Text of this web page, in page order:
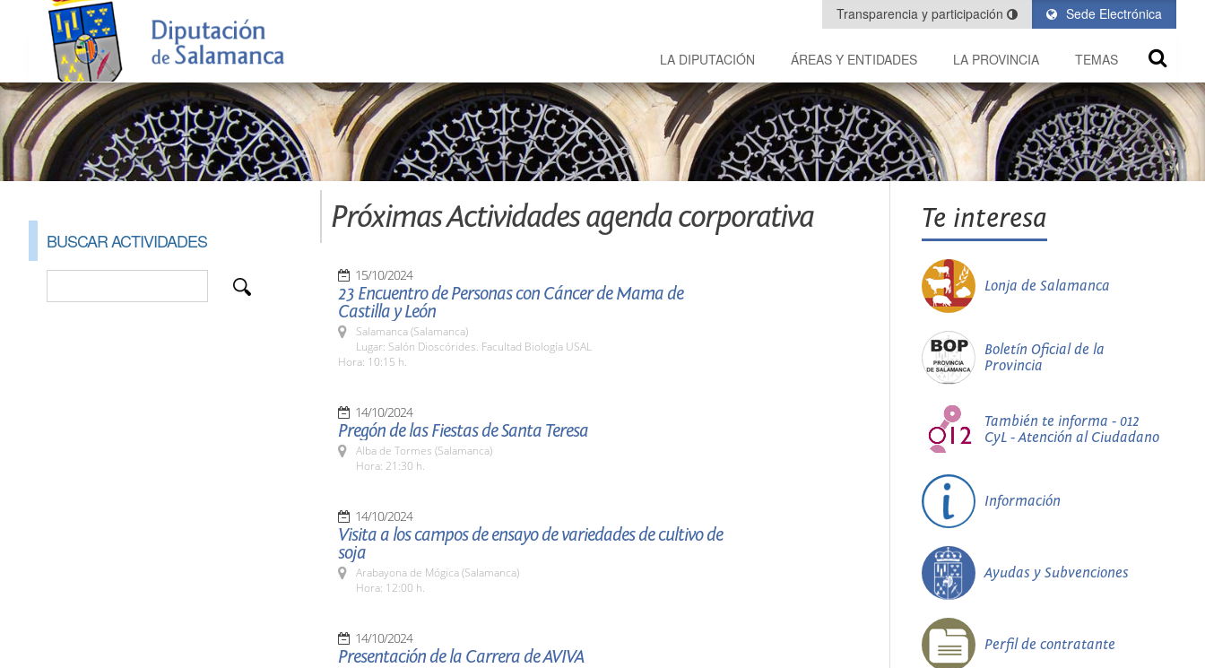
Sede Electrónica
Transparencia y participación
LA DIPUTACIÓN ÁREAS Y ENTIDADES LA PROVINCIA TEMAS
BUSCAR ACTIVIDADES
Próximas Actividades agenda corporativa
15/10/2024
23 Encuentro de Personas con Cáncer de Mama de
Castilla y León
Salamanca (Salamanca)
Lugar: Salón Dioscórides. Facultad Biología USAL
Hora: 10:15 h.
14/10/2024
Pregón de las Fiestas de Santa Teresa
Alba de Tormes (Salamanca)
Hora: 21:30 h.
14/10/2024
Visita a los campos de ensayo de variedades de cultivo de
soja
Arabayona de Mógica (Salamanca)
Hora: 12:00 h.
14/10/2024
Presentación de la Carrera de AVIVA
Te interesa
Lonja de Salamanca
Boletín Oficial de la
Provincia
También te informa - 012
CyL - Atención al Ciudadano
Información
Ayudas y Subvenciones
Perfil de contratante